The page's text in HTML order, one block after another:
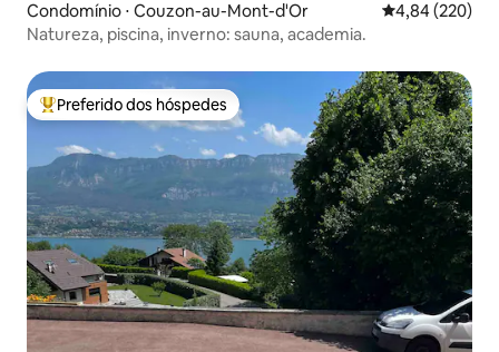
Condomínio ⋅ Couzon-au-Mont-d'Or 4,84 de uma
4,84 (220)
Natureza, piscina, inverno: sauna, academia.
Entre os melhores preferidos dos hóspedes
Preferido dos hóspedes